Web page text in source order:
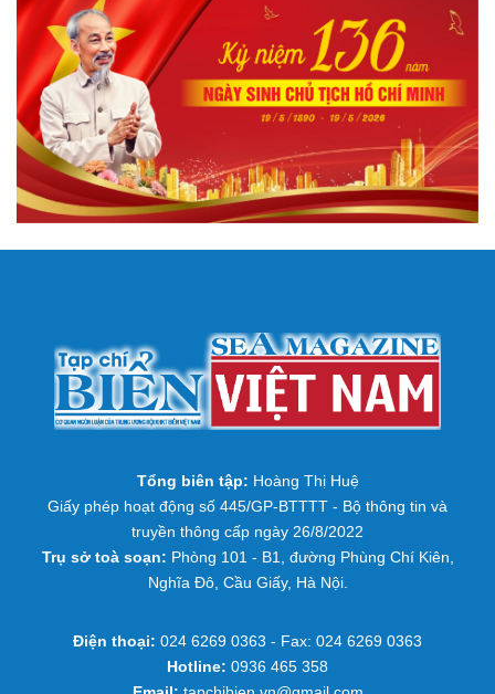
Tổng biên tập: Hoàng Thị Huệ
Giấy phép hoạt động số 445/GP-BTTTT - Bộ thông tin và
truyền thông cấp ngày 26/8/2022
Trụ sở toà soạn: Phòng 101 - B1, đường Phùng Chí Kiên,
Nghĩa Đô, Cầu Giấy, Hà Nội.
Điện thoại: 024 6269 0363 - Fax: 024 6269 0363
Hotline: 0936 465 358